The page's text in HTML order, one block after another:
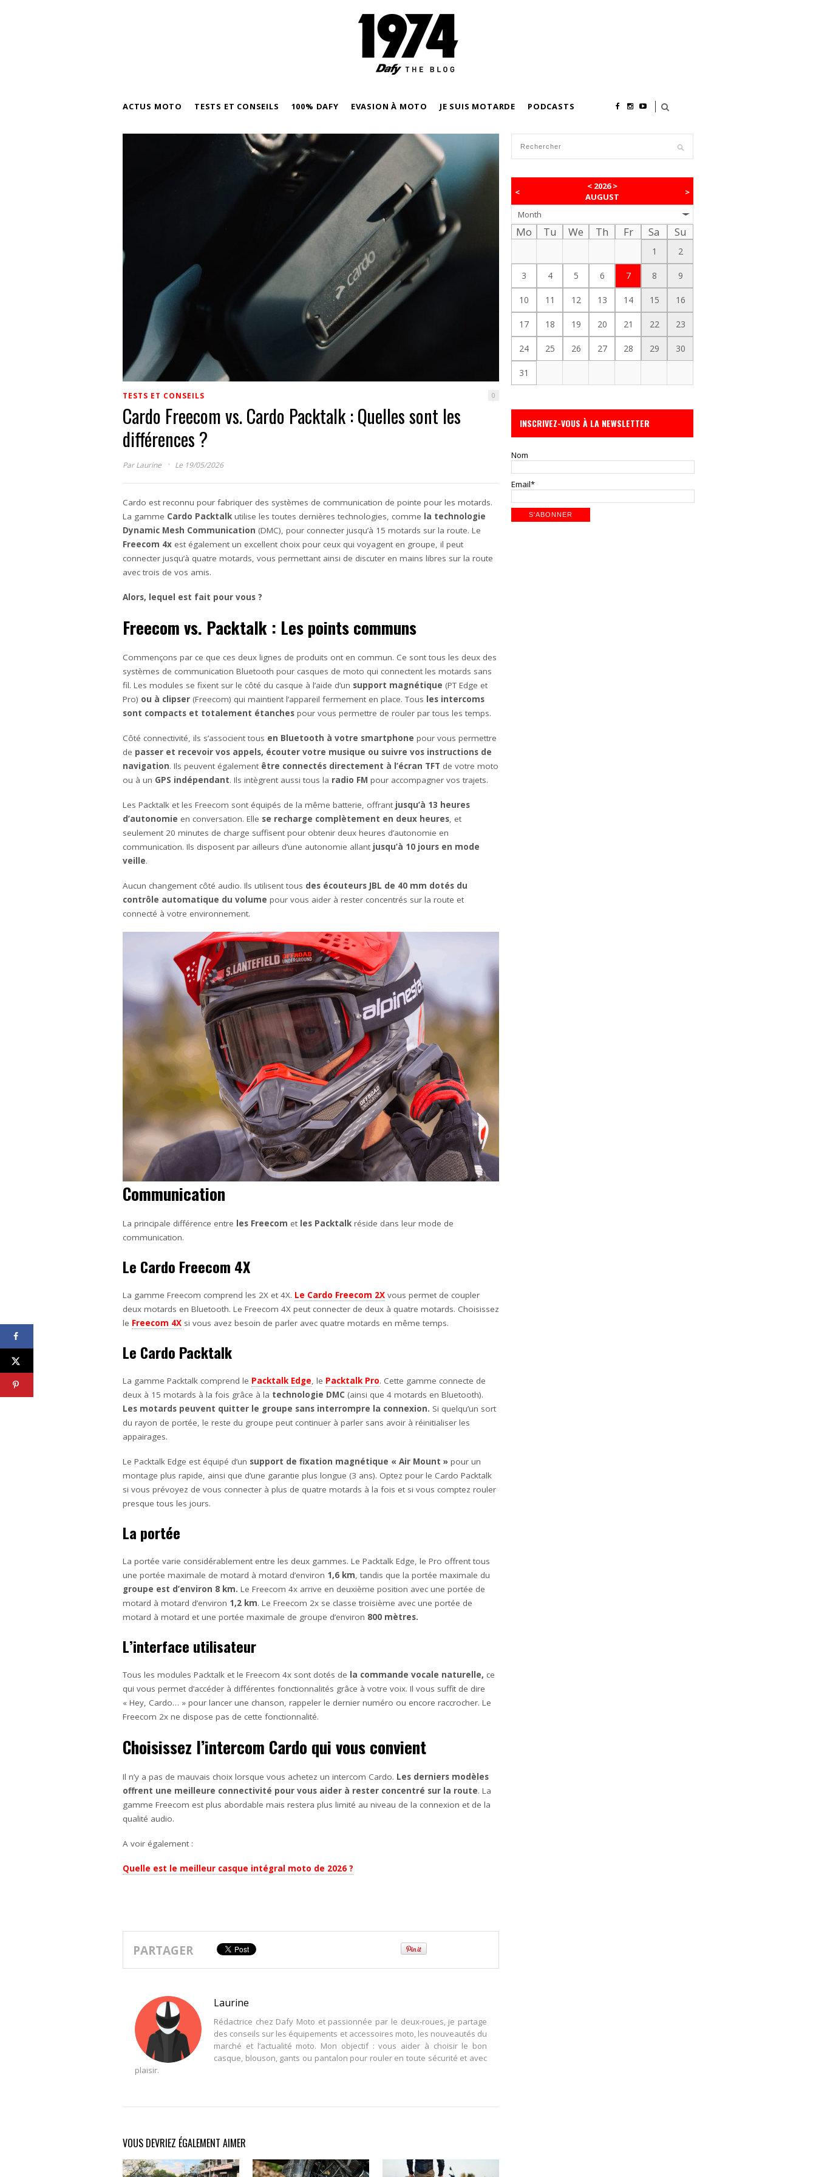
ACTUS MOTO TESTS ET CONSEILS 100% DAFY EVASION À MOTO JE SUIS MOTARDE PODCASTS
TESTS ET CONSEILS 0
Cardo Freecom vs. Cardo Packtalk : Quelles sont les
différences ?
ParLaurine · Le 19/05/2026
Cardo est reconnu pour fabriquer des systèmes de communication de pointe pour les motards.
La gamme Cardo Packtalk utilise les toutes dernières technologies, comme la technologie
Dynamic Mesh Communication (DMC), pour connecter jusqu’à 15 motards sur la route. Le
Freecom 4x est également un excellent choix pour ceux qui voyagent en groupe, il peut
connecter jusqu’à quatre motards, vous permettant ainsi de discuter en mains libres sur la route
avec trois de vos amis.
Alors, lequel est fait pour vous ?
Freecom vs. Packtalk : Les points communs
Commençons par ce que ces deux lignes de produits ont en commun. Ce sont tous les deux des
systèmes de communication Bluetooth pour casques de moto qui connectent les motards sans
fil. Les modules se fixent sur le côté du casque à l’aide d’un support magnétique (PT Edge et
Pro) ou à clipser (Freecom) qui maintient l’appareil fermement en place. Tous les intercoms
sont compacts et totalement étanches pour vous permettre de rouler par tous les temps.
Côté connectivité, ils s’associent tous en Bluetooth à votre smartphone pour vous permettre
de passer et recevoir vos appels, écouter votre musique ou suivre vos instructions de
navigation. Ils peuvent également être connectés directement à l’écran TFT de votre moto
ou à un GPS indépendant. Ils intègrent aussi tous la radio FM pour accompagner vos trajets.
Les Packtalk et les Freecom sont équipés de la même batterie, offrant jusqu’à 13 heures
d’autonomie en conversation. Elle se recharge complètement en deux heures, et
seulement 20 minutes de charge suffisent pour obtenir deux heures d’autonomie en
communication. Ils disposent par ailleurs d’une autonomie allant jusqu’à 10 jours en mode
veille.
Aucun changement côté audio. Ils utilisent tous des écouteurs JBL de 40 mm dotés du
contrôle automatique du volume pour vous aider à rester concentrés sur la route et
connecté à votre environnement.
Communication
La principale différence entre les Freecom et les Packtalk réside dans leur mode de
communication.
Le Cardo Freecom 4X
La gamme Freecom comprend les 2X et 4X. Le Cardo Freecom 2X vous permet de coupler
deux motards en Bluetooth. Le Freecom 4X peut connecter de deux à quatre motards. Choisissez
le Freecom 4X si vous avez besoin de parler avec quatre motards en même temps.
Le Cardo Packtalk
La gamme Packtalk comprend le Packtalk Edge, le Packtalk Pro. Cette gamme connecte de
deux à 15 motards à la fois grâce à la technologie DMC (ainsi que 4 motards en Bluetooth).
Les motards peuvent quitter le groupe sans interrompre la connexion. Si quelqu’un sort
du rayon de portée, le reste du groupe peut continuer à parler sans avoir à réinitialiser les
appairages.
Le Packtalk Edge est équipé d’un support de fixation magnétique « Air Mount » pour un
montage plus rapide, ainsi que d’une garantie plus longue (3 ans). Optez pour le Cardo Packtalk
si vous prévoyez de vous connecter à plus de quatre motards à la fois et si vous comptez rouler
presque tous les jours.
La portée
La portée varie considérablement entre les deux gammes. Le Packtalk Edge, le Pro offrent tous
une portée maximale de motard à motard d’environ 1,6 km, tandis que la portée maximale du
groupe est d’environ 8 km. Le Freecom 4x arrive en deuxième position avec une portée de
motard à motard d’environ 1,2 km. Le Freecom 2x se classe troisième avec une portée de
motard à motard et une portée maximale de groupe d’environ 800 mètres.
L’interface utilisateur
Tous les modules Packtalk et le Freecom 4x sont dotés de la commande vocale naturelle, ce
qui vous permet d’accéder à différentes fonctionnalités grâce à votre voix. Il vous suffit de dire
« Hey, Cardo… » pour lancer une chanson, rappeler le dernier numéro ou encore raccrocher. Le
Freecom 2x ne dispose pas de cette fonctionnalité.
Choisissez l’intercom Cardo qui vous convient
Il n’y a pas de mauvais choix lorsque vous achetez un intercom Cardo. Les derniers modèles
offrent une meilleure connectivité pour vous aider à rester concentré sur la route. La
gamme Freecom est plus abordable mais restera plus limité au niveau de la connexion et de la
qualité audio.
A voir également :
Quelle est le meilleur casque intégral moto de 2026 ?
PARTAGER
Laurine
Rédactrice chez Dafy Moto et passionnée par le deux-roues, je partage
des conseils sur les équipements et accessoires moto, les nouveautés du
marché et l’actualité moto. Mon objectif : vous aider à choisir le bon
casque, blouson, gants ou pantalon pour rouler en toute sécurité et avec
plaisir.
VOUS DEVRIEZ ÉGALEMENT AIMER
<
< 2026>
AUGUST
>
Month
Mo Tu We Th Fr Sa Su
1 2
3 4 5 6 7 8 9
10 11 12 13 14 15 16
17 18 19 20 21 22 23
24 25 26 27 28 29 30
31
INSCRIVEZ-VOUS À LA NEWSLETTER
Nom
Email*